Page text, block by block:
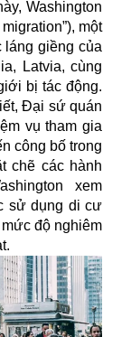
Washington
một
giềng của
Latvia, cùng
bị tác động.
Đại sứ quán
vụ tham gia
công bố trong
chẽ các hành
xem
sử dụng di cư
độ nghiêm